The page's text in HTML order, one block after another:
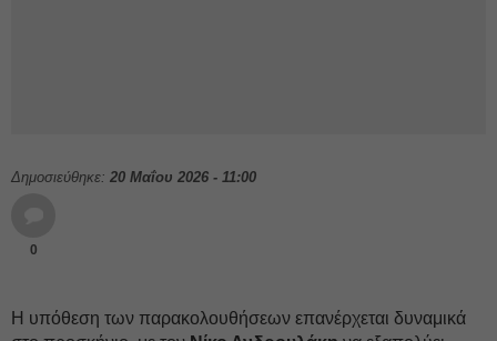
Δημοσιεύθηκε: 20 Μαΐου 2026 - 11:00
0
Η υπόθεση των παρακολουθήσεων επανέρχεται δυναμικά